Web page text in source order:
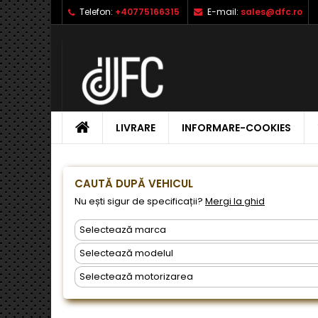
Telefon: +40775166315 E-mail: sales@dfc.ro
ACASALIVRARE INFORMARE-COOKIES
CAUTĂ DUPĂ VEHICUL
Nu ești sigur de specificații? Mergi la ghid